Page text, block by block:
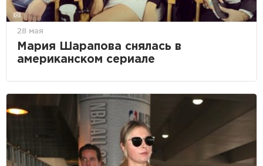
28 мая
Мария Шарапова снялась в
американском сериале